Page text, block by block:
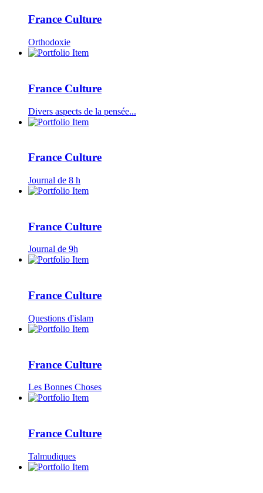
France Culture
Orthodoxie
France Culture
Divers aspects de la pensée...
France Culture
Journal de 8 h
France Culture
Journal de 9h
France Culture
Questions d'islam
France Culture
Les Bonnes Choses
France Culture
Talmudiques